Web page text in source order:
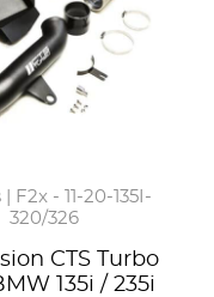
| F2x - 11-20-135I-
320/326
CTS Turbo
135i / 235i